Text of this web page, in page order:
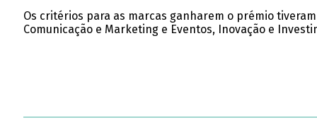
Os critérios para as marcas ganharem o prémio
Comunicação e Marketing e Eventos, Inovação e